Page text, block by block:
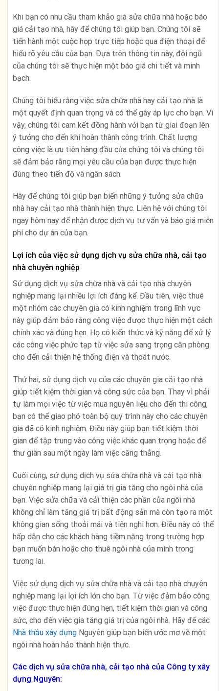
Khi bạn có nhu cầu tham khảo giá sửa chữa nhà hoặc báo
giá cải tạo nhà, hãy để chúng tôi giúp bạn. Chúng tôi sẽ
tiến hành một cuộc họp trực tiếp hoặc qua điện thoại để
hiểu rõ yêu cầu của bạn. Dựa trên thông tin này, đội ngũ
của chúng tôi sẽ thực hiện một báo giá chi tiết và minh
bạch.
Chúng tôi hiểu rằng việc sửa chữa nhà hay cải tạo nhà là
một quyết định quan trọng và có thể gây áp lực cho bạn. Vì
vậy, chúng tôi cam kết đồng hành với bạn từ giai đoạn lên
ý tưởng cho đến khi hoàn thành công trình. Chất lượng
công việc là ưu tiên hàng đầu của chúng tôi và chúng tôi
sẽ đảm bảo rằng mọi yêu cầu của bạn được thực hiện
đúng theo tiến độ và ngân sách.
Hãy để chúng tôi giúp bạn biến những ý tưởng sửa chữa
nhà hay cải tạo nhà thành hiện thực. Liên hệ với chúng tôi
ngay hôm nay để nhận được dịch vụ tư vấn và báo giá miễn
phí cho dự án của bạn.
Lợi ích của việc sử dụng dịch vụ sửa chữa nhà, cải tạo
nhà chuyên nghiệp
Sử dụng dịch vụ sửa chữa nhà và cải tạo nhà chuyên
nghiệp mang lại nhiều lợi ích đáng kể. Đầu tiên, việc thuê
một nhóm các chuyên gia có kinh nghiệm trong lĩnh vực
này giúp đảm bảo rằng công việc được thực hiện một cách
chính xác và đúng hẹn. Họ có kiến thức và kỹ năng để xử lý
các công việc phức tạp từ việc sửa sang trọng căn phòng
cho đến cải thiện hệ thống điện và thoát nước.
Thứ hai, sử dụng dịch vụ của các chuyên gia cải tạo nhà
giúp tiết kiệm thời gian và công sức của bạn. Thay vì phải
tự làm mọi việc từ việc mua nguyên liệu cho đến thi công,
bạn có thể giao phó toàn bộ quy trình này cho các chuyên
gia đã có kinh nghiệm. Điều này giúp bạn tiết kiệm thời
gian để tập trung vào công việc khác quan trọng hoặc để
thư giãn sau một ngày làm việc căng thẳng.
Cuối cùng, sử dụng dịch vụ sửa chữa nhà và cải tạo nhà
chuyên nghiệp mang lại giá trị gia tăng cho ngôi nhà của
bạn. Việc sửa chữa và cải thiện các phần của ngôi nhà
không chỉ làm tăng giá trị bất động sản mà còn tạo ra một
không gian sống thoải mái và tiện nghi hơn. Điều này có thể
hấp dẫn cho các khách hàng tiềm năng trong trường hợp
bạn muốn bán hoặc cho thuê ngôi nhà của mình trong
tương lai.
Việc sử dụng dịch vụ sửa chữa nhà và cải tạo nhà chuyên
nghiệp mang lại lợi ích lớn cho bạn. Từ việc đảm bảo công
việc được thực hiện đúng hẹn, tiết kiệm thời gian và công
sức, cho đến việc gia tăng giá trị của ngôi nhà. Hãy để các
Nhà thầu xây dựng Nguyên giúp bạn biến ước mơ về một
ngôi nhà hoàn hảo thành hiện thực.
Các dịch vụ sửa chữa nhà, cải tạo nhà của Công ty xây
dựng Nguyên: